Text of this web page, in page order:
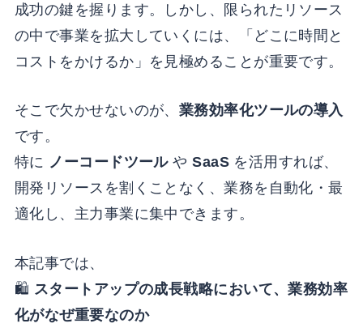
成功の鍵を握ります。しかし、限られたリソース
の中で事業を拡大していくには、「どこに時間と
コストをかけるか」を見極めることが重要です。
そこで欠かせないのが、 業務効率化ツールの導入
です。
特に ノーコードツールやSaaS を活用すれば、
開発リソースを割くことなく、業務を自動化・最
適化し、主力事業に集中できます。
本記事では、
🛍 スタートアップの成長戦略において、業務効率
化がなぜ重要なのか